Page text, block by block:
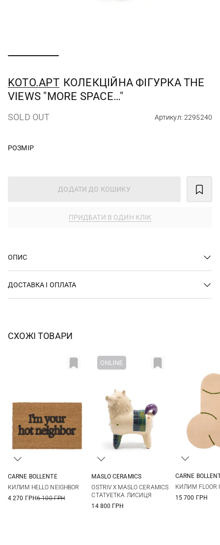
KOTO.APT КОЛЕКЦІЙНА ФІГУРКА THE
VIEWS "MORE SPACE…"
SOLD OUT Артикул: 2295240
РОЗМІР
ДОДАТИ ДО КОШИКУ
ПРИДБАТИ В ОДИН КЛІК
ОПИС
ДОСТАВКА І ОПЛАТА
СХОЖІ ТОВАРИ
CARNE BOLLENTE
КИЛИМ HELLO NEIGHBOR
4 270 ГРН6 100 ГРН
MASLO CERAMICS
OSTRIV X MASLO CERAMICS
СТАТУЕТКА ЛИСИЦЯ
14 800 ГРН
CARNE
КИЛИМ FLOOR
15 700 ГРН